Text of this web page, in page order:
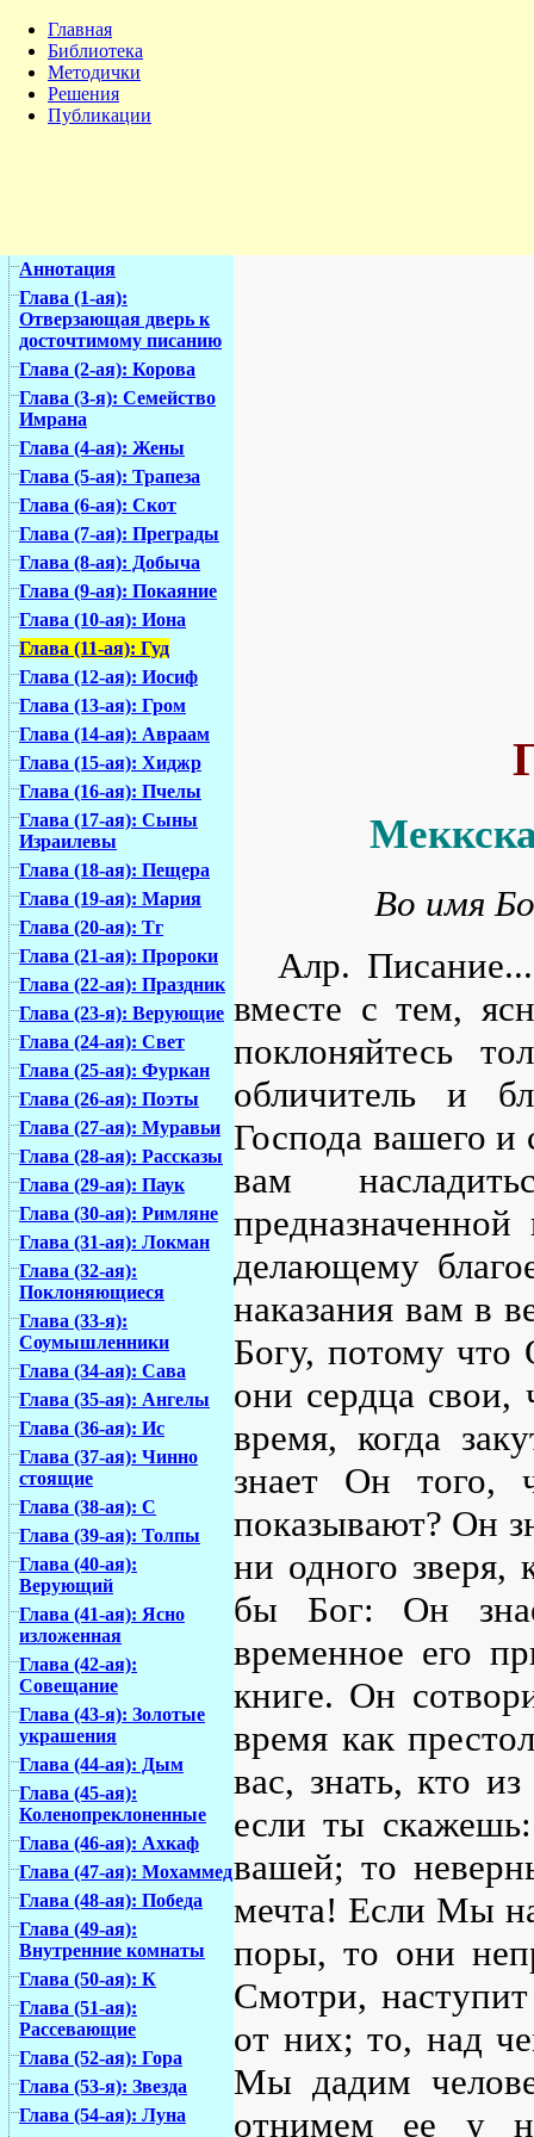
Главная
Библиотека
Методички
Решения
Публикации
Аннотация
Глава (1-ая):
Отверзающая дверь к
досточтимому писанию
Глава (2-ая): Корова
Глава (3-я): Семейство
Имрана
Глава (4-ая): Жены
Глава (5-ая): Трапеза
Глава (6-ая): Скот
Глава (7-ая): Преграды
Глава (8-ая): Добыча
Глава (9-ая): Покаяние
Глава (10-ая): Иона
Глава (11-ая): Гуд
Глава (12-ая): Иосиф
Глава (13-ая): Гром
Глава (14-ая): Авраам
Глава (15-ая): Хиджр
Глава (16-ая): Пчелы
Глава (17-ая): Сыны
Израилевы
Глава (18-ая): Пещера
Глава (19-ая): Мария
Глава (20-ая): Тг
Глава (21-ая): Пророки
Глава (22-ая): Праздник
Глава (23-я): Верующие
Глава (24-ая): Свет
Глава (25-ая): Фуркан
Глава (26-ая): Поэты
Глава (27-ая): Муравьи
Глава (28-ая): Рассказы
Глава (29-ая): Паук
Глава (30-ая): Римляне
Глава (31-ая): Локман
Глава (32-ая):
Поклоняющиеся
Глава (33-я):
Соумышленники
Глава (34-ая): Сава
Глава (35-ая): Ангелы
Глава (36-ая): Ис
Глава (37-ая): Чинно
стоящие
Глава (38-ая): С
Глава (39-ая): Толпы
Глава (40-ая):
Верующий
Глава (41-ая): Ясно
изложенная
Глава (42-ая):
Совещание
Глава (43-я): Золотые
украшения
Глава (44-ая): Дым
Глава (45-ая):
Коленопреклоненные
Глава (46-ая): Ахкаф
Глава (47-ая): Мохаммед
Глава (48-ая): Победа
Глава (49-ая):
Внутренние комнаты
Глава (50-ая): К
Глава (51-ая):
Рассевающие
Глава (52-ая): Гора
Глава (53-я): Звезда
Глава (54-ая): Луна
Во имя
Алр.
вместе с тем,
поклоняйтесь
обличитель и
Господа вашего и
вам
делающему
наказания вам в
Богу, потому
они сердца свои,
время, когда
знает Он того,
показывают? Он
ни одного зверя,
бы Бог: Он
временное его
книге. Он
время как
вас, знать, кто
если ты
вашей; то
мечта! Если Мы
поры, то они
Смотри,
от них; то, над
Мы дадим
отнимем ее у